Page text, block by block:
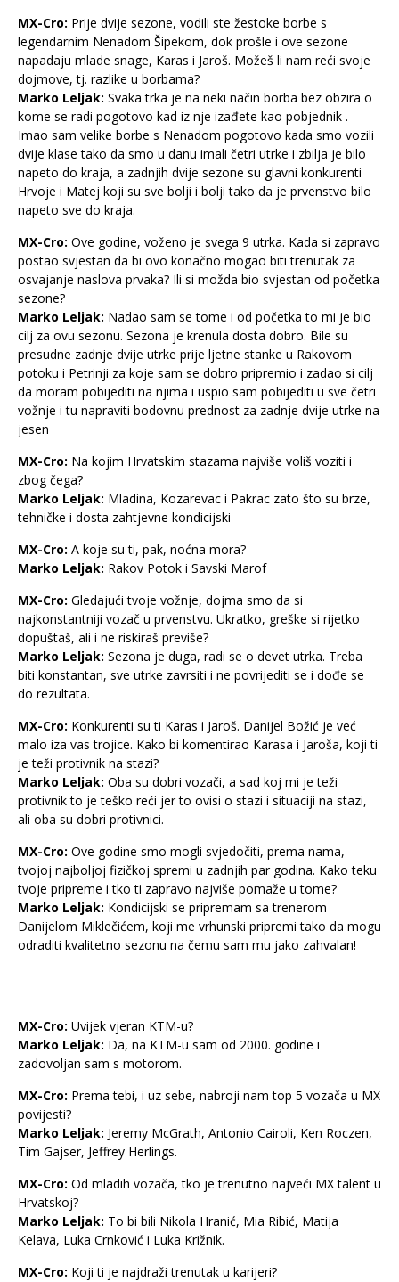
MX-Cro: Prije dvije sezone, vodili ste žestoke borbe s
legendarnim Nenadom Šipekom, dok prošle i ove sezone
napadaju mlade snage, Karas i Jaroš. Možeš li nam reći svoje
dojmove, tj. razlike u borbama?
Marko Leljak: Svaka trka je na neki način borba bez obzira o
kome se radi pogotovo kad iz nje izađete kao pobjednik .
Imao sam velike borbe s Nenadom pogotovo kada smo vozili
dvije klase tako da smo u danu imali četri utrke i zbilja je bilo
napeto do kraja, a zadnjih dvije sezone su glavni konkurenti
Hrvoje i Matej koji su sve bolji i bolji tako da je prvenstvo bilo
napeto sve do kraja.
MX-Cro: Ove godine, voženo je svega 9 utrka. Kada si zapravo
postao svjestan da bi ovo konačno mogao biti trenutak za
osvajanje naslova prvaka? Ili si možda bio svjestan od početka
sezone?
Marko Leljak: Nadao sam se tome i od početka to mi je bio
cilj za ovu sezonu. Sezona je krenula dosta dobro. Bile su
presudne zadnje dvije utrke prije ljetne stanke u Rakovom
potoku i Petrinji za koje sam se dobro pripremio i zadao si cilj
da moram pobijediti na njima i uspio sam pobijediti u sve četri
vožnje i tu napraviti bodovnu prednost za zadnje dvije utrke na
jesen
MX-Cro: Na kojim Hrvatskim stazama najviše voliš voziti i
zbog čega?
Marko Leljak: Mladina, Kozarevac i Pakrac zato što su brze,
tehničke i dosta zahtjevne kondicijski
MX-Cro: A koje su ti, pak, noćna mora?
Marko Leljak: Rakov Potok i Savski Marof
MX-Cro: Gledajući tvoje vožnje, dojma smo da si
najkonstantniji vozač u prvenstvu. Ukratko, greške si rijetko
dopuštaš, ali i ne riskiraš previše?
Marko Leljak: Sezona je duga, radi se o devet utrka. Treba
biti konstantan, sve utrke zavrsiti i ne povrijediti se i dođe se
do rezultata.
MX-Cro: Konkurenti su ti Karas i Jaroš. Danijel Božić je već
malo iza vas trojice. Kako bi komentirao Karasa i Jaroša, koji ti
je teži protivnik na stazi?
Marko Leljak: Oba su dobri vozači, a sad koj mi je teži
protivnik to je teško reći jer to ovisi o stazi i situaciji na stazi,
ali oba su dobri protivnici.
MX-Cro: Ove godine smo mogli svjedočiti, prema nama,
tvojoj najboljoj fizičkoj spremi u zadnjih par godina. Kako teku
tvoje pripreme i tko ti zapravo najviše pomaže u tome?
Marko Leljak: Kondicijski se pripremam sa trenerom
Danijelom Miklečićem, koji me vrhunski pripremi tako da mogu
odraditi kvalitetno sezonu na čemu sam mu jako zahvalan!
MX-Cro: Uvijek vjeran KTM-u?
Marko Leljak: Da, na KTM-u sam od 2000. godine i
zadovoljan sam s motorom.
MX-Cro: Prema tebi, i uz sebe, nabroji nam top 5 vozača u MX
povijesti?
Marko Leljak: Jeremy McGrath, Antonio Cairoli, Ken Roczen,
Tim Gajser, Jeffrey Herlings.
MX-Cro: Od mladih vozača, tko je trenutno najveći MX talent u
Hrvatskoj?
Marko Leljak: To bi bili Nikola Hranić, Mia Ribić, Matija
Kelava, Luka Crnković i Luka Križnik.
MX-Cro: Koji ti je najdraži trenutak u karijeri?